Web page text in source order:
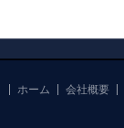
ホーム 会社概要